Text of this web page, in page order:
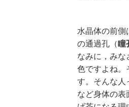
水晶体の前側
の通過孔（瞳
なみに，み
色ですよね。
す。そんな人
など身体の